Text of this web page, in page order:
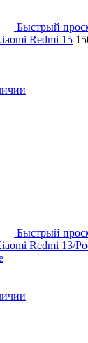
Быстрый
Redmi 15
Быстрый
Redmi 13/